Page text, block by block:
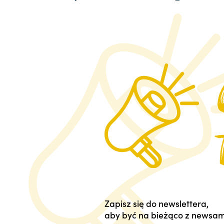
Zapisz się do newslettera,
aby być na bieżąco z